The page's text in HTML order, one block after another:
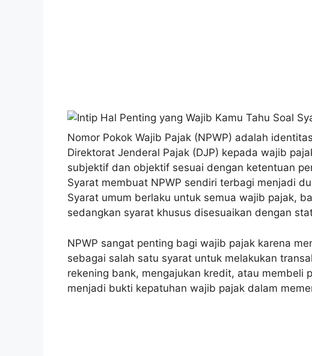
Nomor Pokok Wajib Pajak (NPWP) adalah
Direktorat Jenderal Pajak (DJP) kepada wajib
subjektif dan objektif sesuai dengan ketentuan
Syarat membuat NPWP sendiri terbagi menjadi
Syarat umum berlaku untuk semua wajib pajak,
sedangkan syarat khusus disesuaikan dengan
NPWP sangat penting bagi wajib pajak karena
sebagai salah satu syarat untuk melakukan
rekening bank, mengajukan kredit, atau membeli
menjadi bukti kepatuhan wajib pajak dalam